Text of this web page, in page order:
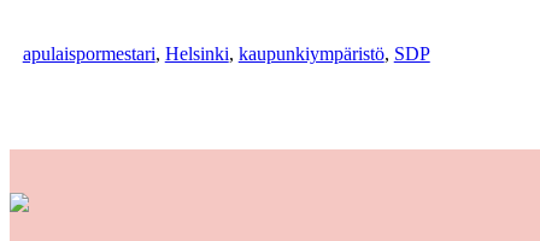
apulaispormestari, Helsinki, kaupunkiympäristö, SDP